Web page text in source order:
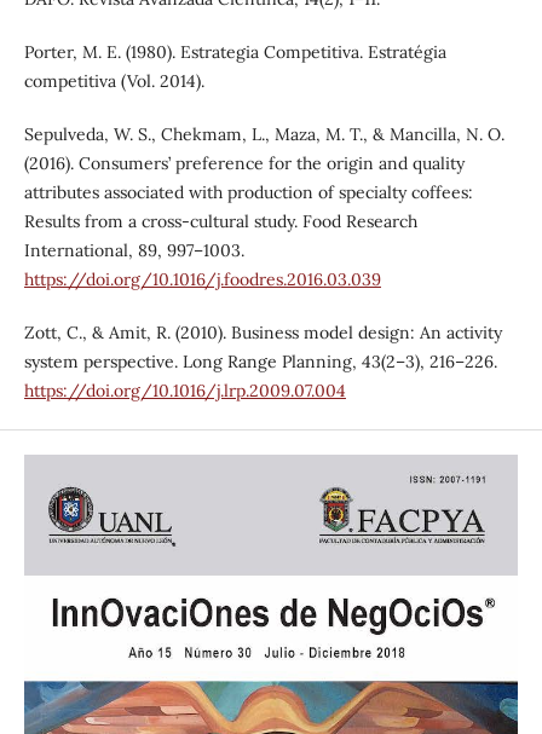
Porter, M. E. (1980). Estrategia Competitiva. Estratégia
competitiva (Vol. 2014).
Sepulveda, W. S., Chekmam, L., Maza, M. T., & Mancilla, N. O.
(2016). Consumers’ preference for the origin and quality
attributes associated with production of specialty coffees:
Results from a cross-cultural study. Food Research
International, 89, 997–1003.
https://doi.org/10.1016/j.foodres.2016.03.039
Zott, C., & Amit, R. (2010). Business model design: An activity
system perspective. Long Range Planning, 43(2–3), 216–226.
https://doi.org/10.1016/j.lrp.2009.07.004